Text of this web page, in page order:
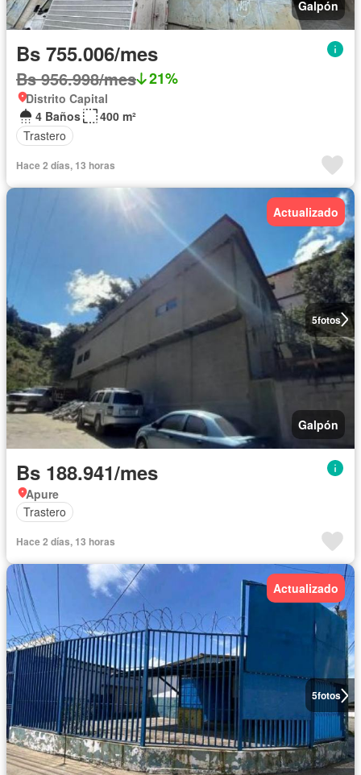
Galpón
Bs 755.006/mes
Bs 956.998/mes 21%
Distrito Capital
4 Baños
400 m²
Trastero
Hace 2 días, 13 horas
5fotos
Actualizado
Galpón
Bs 188.941/mes
Apure
Trastero
Hace 2 días, 13 horas
5fotos
Actualizado